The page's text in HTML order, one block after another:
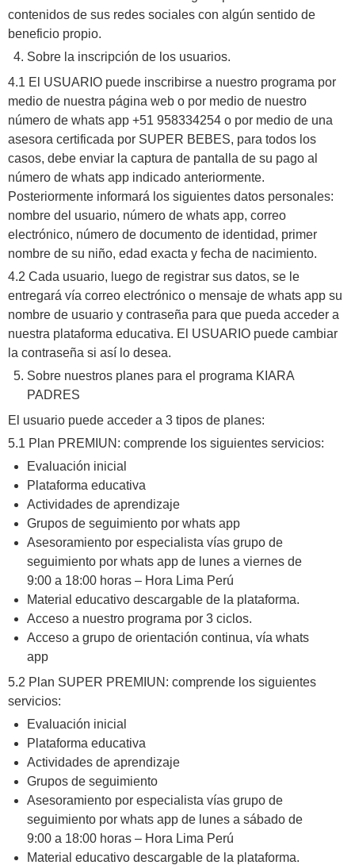
contenidos de sus redes sociales con algún sentido de
beneficio propio.
Sobre la inscripción de los usuarios.
4.1 El USUARIO puede inscribirse a nuestro programa por
medio de nuestra página web o por medio de nuestro
número de whats app +51 958334254 o por medio de una
asesora certificada por SUPER BEBES, para todos los
casos, debe enviar la captura de pantalla de su pago al
número de whats app indicado anteriormente.
Posteriormente informará los siguientes datos personales:
nombre del usuario, número de whats app, correo
electrónico, número de documento de identidad, primer
nombre de su niño, edad exacta y fecha de nacimiento.
4.2 Cada usuario, luego de registrar sus datos, se le
entregará vía correo electrónico o mensaje de whats app su
nombre de usuario y contraseña para que pueda acceder a
nuestra plataforma educativa. El USUARIO puede cambiar
la contraseña si así lo desea.
Sobre nuestros planes para el programa KIARA
PADRES
El usuario puede acceder a 3 tipos de planes:
5.1 Plan PREMIUN: comprende los siguientes servicios:
Evaluación inicial
Plataforma educativa
Actividades de aprendizaje
Grupos de seguimiento por whats app
Asesoramiento por especialista vías grupo de
seguimiento por whats app de lunes a viernes de
9:00 a 18:00 horas – Hora Lima Perú
Material educativo descargable de la plataforma.
Acceso a nuestro programa por 3 ciclos.
Acceso a grupo de orientación continua, vía whats
app
5.2 Plan SUPER PREMIUN: comprende los siguientes
servicios:
Evaluación inicial
Plataforma educativa
Actividades de aprendizaje
Grupos de seguimiento
Asesoramiento por especialista vías grupo de
seguimiento por whats app de lunes a sábado de
9:00 a 18:00 horas – Hora Lima Perú
Material educativo descargable de la plataforma.